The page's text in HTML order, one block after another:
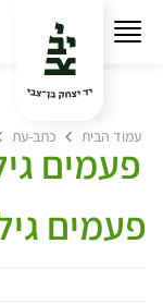
עמוד הבית כתב-עת
פעמים
פעמים